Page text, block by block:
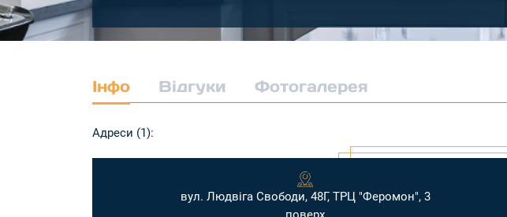
Інфо Відгуки Фотогалерея
Адреси (1):
вул. Людвіга Свободи, 48Г, ТРЦ "Феромон", 3